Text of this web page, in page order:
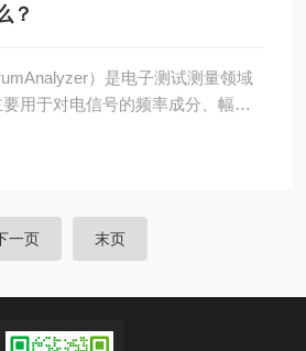
样以W或dBm...
？
）是电子测试测量领域
用于对电信号的频率成分、幅
直观展示信号在不同频率上的能
量的幅度，识别主信号、谐波、
信测试：在无线通信（如
一页 末页